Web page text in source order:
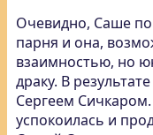
Очевидно, Саше
парня и она,
взаимностью, но
драку. В
Сергеем
успокоилась и